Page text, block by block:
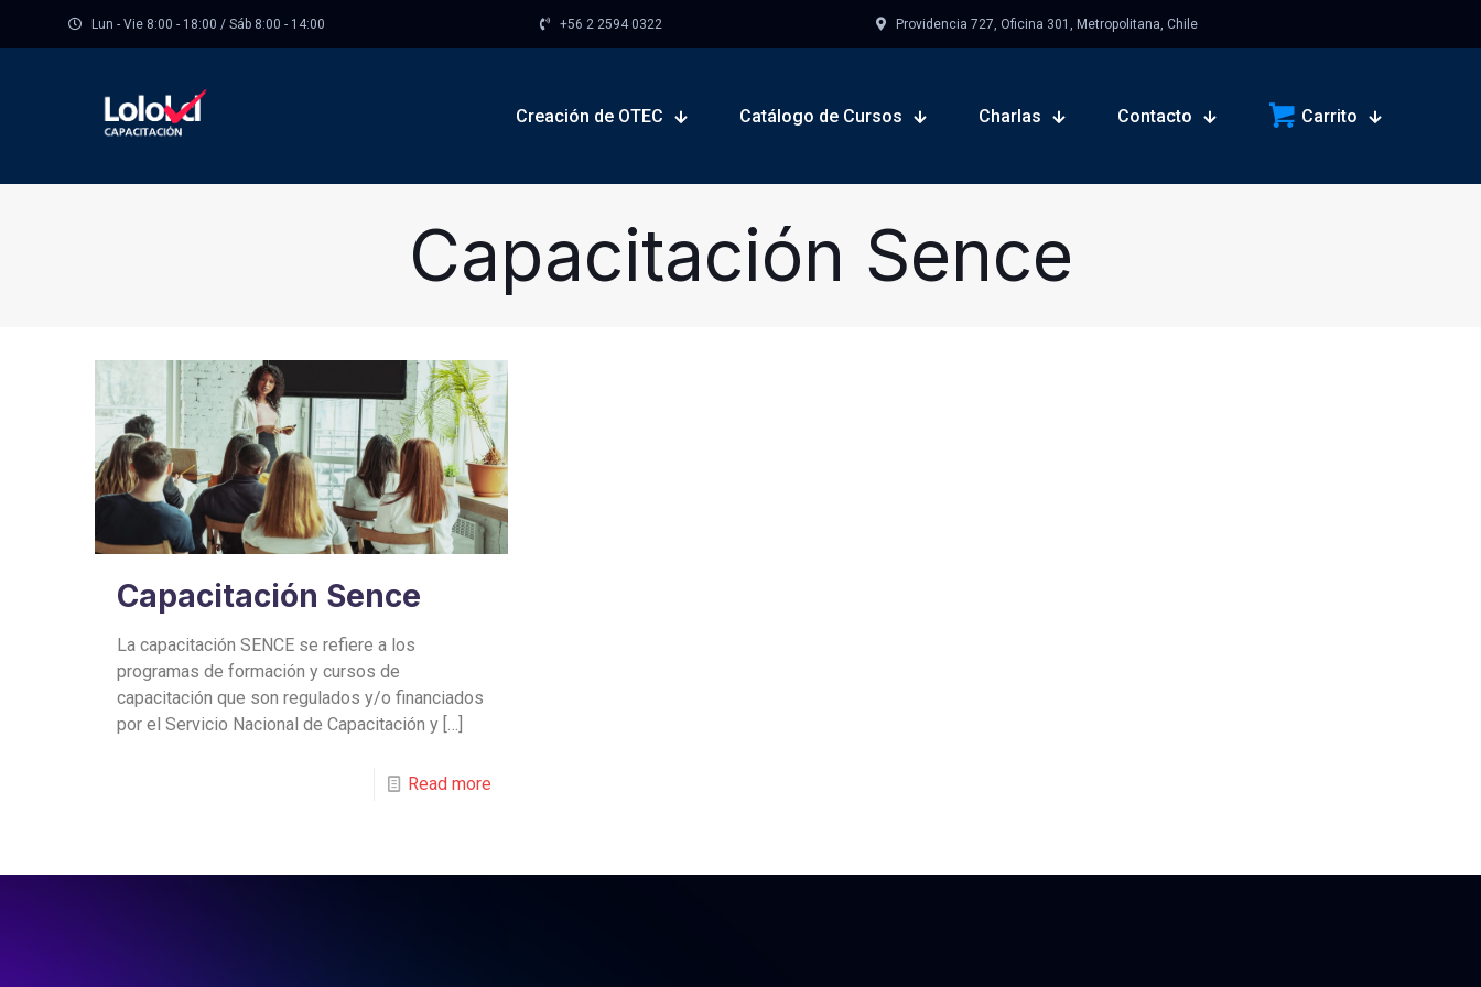
Lun - Vie 8:00 - 18:00 / Sáb 8:00 - 14:00 +56 2 2594 0322 Providencia 727, Oficina 301, Metropolitana, Chile
Creación de OTEC Catálogo de Cursos Charlas Contacto Carrito
Capacitación Sence
Capacitación Sence
La capacitación SENCE se refiere a los
programas de formación y cursos de
capacitación que son regulados y/o financiados
por el Servicio Nacional de Capacitación y[…]
Read more